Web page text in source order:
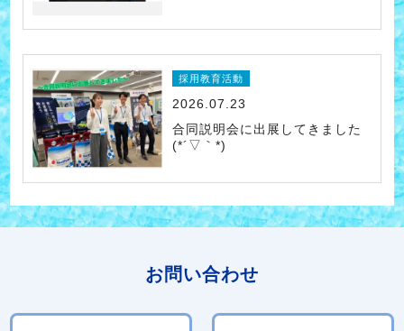
採用教育活動
2026.07.23
合同説明会に出展してきました
(*´▽｀*)
お問い合わせ